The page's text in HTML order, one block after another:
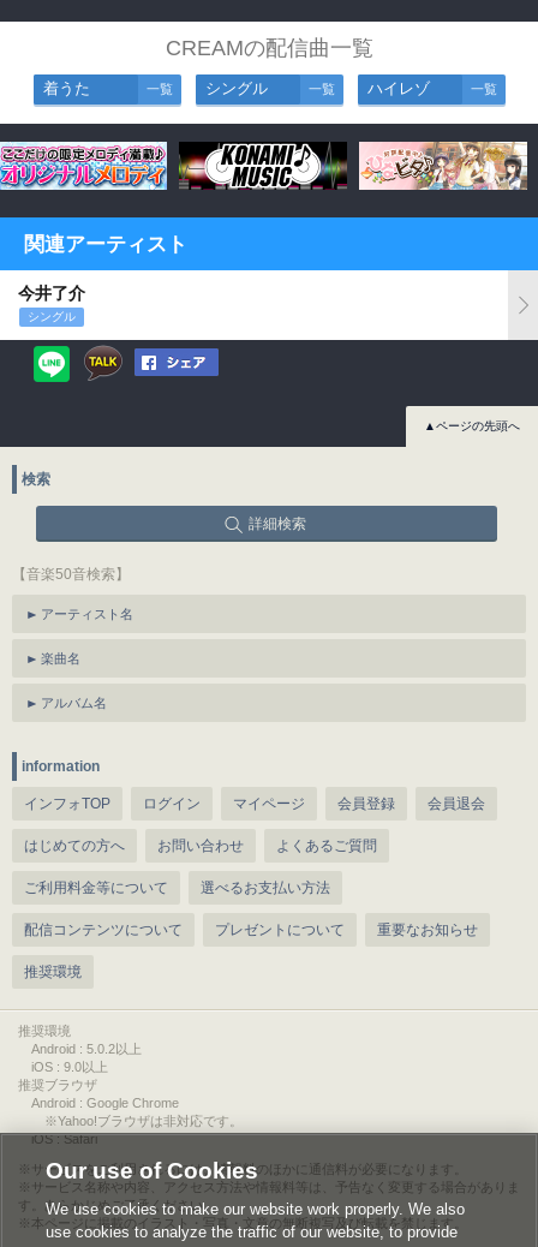
CREAMの配信曲一覧
着うた 一覧 シングル 一覧 ハイレゾ 一覧
関連アーティスト
今井了介
シングル
▲ページの先頭へ
検索
詳細検索
【音楽50音検索】
アーティスト名
楽曲名
アルバム名
information
インフォTOP ログイン マイページ 会員登録 会員退会
はじめての方へ お問い合わせ よくあるご質問
ご利用料金等について 選べるお支払い方法
配信コンテンツについて プレゼントについて 重要なお知らせ
推奨環境
推奨環境
Android : 5.0.2以上
iOS : 9.0以上
推奨ブラウザ
Android : Google Chrome
※Yahoo!ブラウザは非対応です。
iOS : Safari
サービスをご利用されるには、情報料のほかに通信料が必要になります。
サービス名称や内容、アクセス方法や情報料等は、予告なく変更する場合がありま
す。あらかじめご了承ください。
本ページに掲載のイラスト・写真・文章の無断複写及び転載を禁じます。
Our use of Cookies
We use cookies to make our website work properly. We also
use cookies to analyze the traffic of our website, to provide